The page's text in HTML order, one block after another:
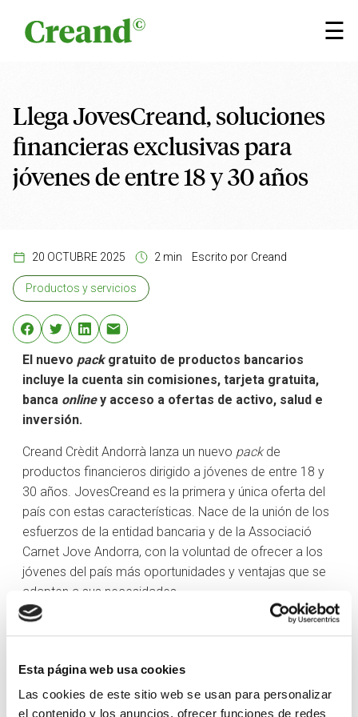
Esta página web usa cookies
Las cookies de este sitio web se usan para personalizar
el contenido y los anuncios, ofrecer funciones de redes
☰
×
Llega JovesCreand, soluciones
financieras exclusivas para
jóvenes de entre 18 y 30 años
20 OCTUBRE 2025 2 min Escrito por Creand
Productos y servicios
El nuevo packgratuito de productos bancarios
incluye la cuenta sin comisiones, tarjeta gratuita,
banca onliney acceso a ofertas de activo, salud e
inversión.
Creand Crèdit Andorrà lanza un nuevo packde
productos financieros dirigido a jóvenes de entre 18 y
30 años. JovesCreand es la primera y única oferta del
país con estas características. Nace de la unión de los
esfuerzos de la entidad bancaria y de la Associació
Carnet Jove Andorra, con la voluntad de ofrecer a los
jóvenes del país más oportunidades y ventajas que se
adapten a sus necesidades.
JovesCreand ofrece una cuenta corriente sin
tarjeta de débito Carnet Jove de manera gratuita y la
jóvenes que tengan estepackes que podrán acceder a